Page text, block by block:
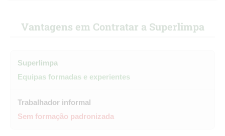
Vantagens em Contratar a Superlimpa
Equipas formadas e experientes
Sem formação padronizada